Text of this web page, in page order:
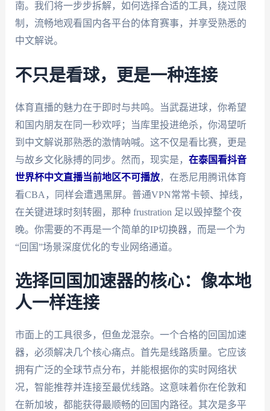
南。我们将一步步拆解，如何选择合适的工具，绕过限
制，流畅地观看国内各平台的体育赛事，并享受熟悉的
中文解说。
不只是看球，更是一种连接
体育直播的魅力在于即时与共鸣。当武磊进球，你希望
和国内朋友在同一秒欢呼；当库里投进绝杀，你渴望听
到中文解说那熟悉的激情呐喊。这不仅是看比赛，更是
与故乡文化脉搏的同步。然而，现实是， 在泰国看抖音
世界杯中文直播当前地区不可播放，在悉尼用腾讯体育
看CBA，同样会遭遇黑屏。普通VPN常常卡顿、掉线，
在关键进球时刻转圈，那种 frustration 足以毁掉整个夜
晚。你需要的不再是一个简单的IP切换器，而是一个为
“回国”场景深度优化的专业网络通道。
选择回国加速器的核心：像本地
人一样连接
市面上的工具很多，但鱼龙混杂。一个合格的回国加速
器，必须解决几个核心痛点。首先是线路质量。它应该
拥有广泛的全球节点分布，并能根据你的实时网络状
况，智能推荐并连接至最优线路。这意味着你在伦敦和
在新加坡，都能获得最顺畅的回国内路径。其次是多平